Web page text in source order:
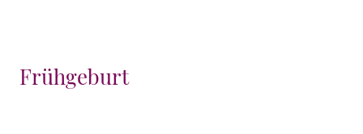
Frühgeburt